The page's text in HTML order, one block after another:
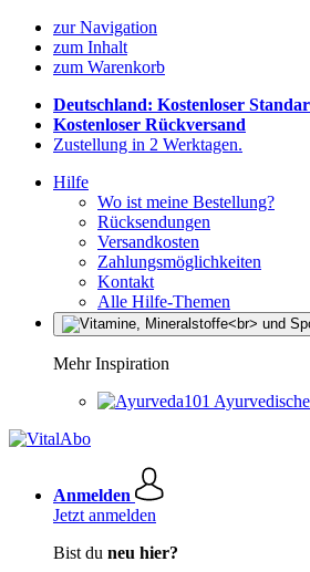
zur Navigation
zum Inhalt
zum Warenkorb
Deutschland: Kostenloser
Kostenloser Rückversand
Zustellung in 2 Werktagen.
Hilfe
Wo ist meine Bestellung?
Rücksendungen
Versandkosten
Zahlungsmöglichkeiten
Kontakt
Alle Hilfe-Themen
Mehr Inspiration
Anmelden
Jetzt anmelden
Bist du neu hier?